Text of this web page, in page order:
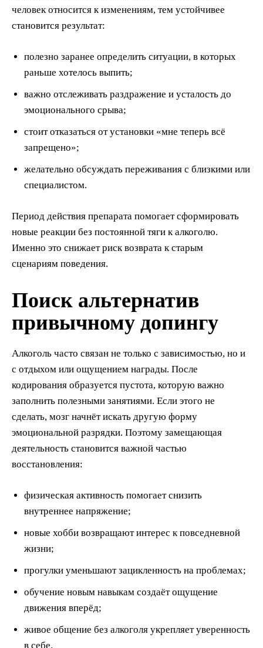
человек относится к изменениям, тем устойчивее
становится результат:
полезно заранее определить ситуации, в которых
раньше хотелось выпить;
важно отслеживать раздражение и усталость до
эмоционального срыва;
стоит отказаться от установки «мне теперь всё
запрещено»;
желательно обсуждать переживания с близкими или
специалистом.
Период действия препарата помогает сформировать
новые реакции без постоянной тяги к алкоголю.
Именно это снижает риск возврата к старым
сценариям поведения.
Поиск альтернатив
привычному допингу
Алкоголь часто связан не только с зависимостью, но и
с отдыхом или ощущением награды. После
кодирования образуется пустота, которую важно
заполнить полезными занятиями. Если этого не
сделать, мозг начнёт искать другую форму
эмоциональной разрядки. Поэтому замещающая
деятельность становится важной частью
восстановления:
физическая активность помогает снизить
внутреннее напряжение;
новые хобби возвращают интерес к повседневной
жизни;
прогулки уменьшают зацикленность на проблемах;
обучение новым навыкам создаёт ощущение
движения вперёд;
живое общение без алкоголя укрепляет уверенность
в себе.